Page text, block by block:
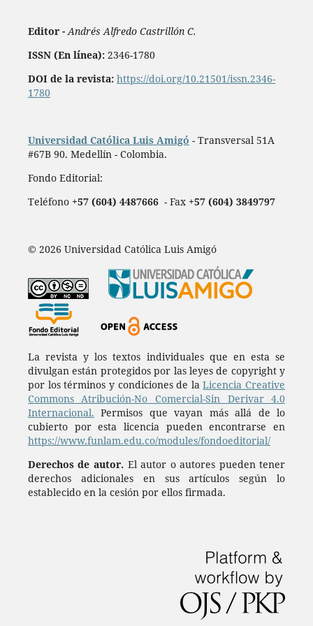
Editor - Andrés Alfredo Castrillón C.
ISSN (En línea): 2346-1780
DOI de la revista: https://doi.org/10.21501/issn.2346-
1780
Universidad Católica Luis Amigó - Transversal 51A
#67B 90. Medellín - Colombia.
Fondo Editorial:
Teléfono +57 (604) 4487666- Fax +57 (604) 3849797
© 2026 Universidad Católica Luis Amigó
La revista y los textos individuales que en esta se
divulgan están protegidos por las leyes de copyright y
por los términos y condiciones de laLicencia Creative
Commons Atribución-No Comercial-Sin Derivar 4.0
Internacional. Permisos que vayan más allá de lo
cubierto por esta licencia pueden encontrarse en
https://www.funlam.edu.co/modules/fondoeditorial/
Derechos de autor. El autor o autores pueden tener
derechos adicionales en sus artículos según lo
establecido en la cesión por ellos firmada.